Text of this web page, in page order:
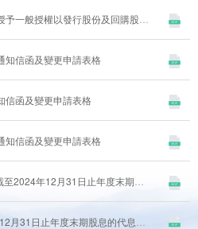
知信函及變更申請表格
信函及變更申請表格
知信函及變更申請表格